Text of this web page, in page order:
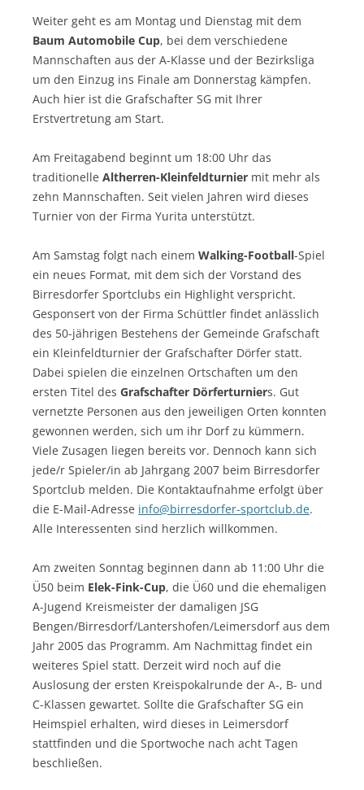
Weiter geht es am Montag und Dienstag mit dem
Baum Automobile Cup, bei dem verschiedene
Mannschaften aus der A-Klasse und der Bezirksliga
um den Einzug ins Finale am Donnerstag kämpfen.
Auch hier ist die Grafschafter SG mit Ihrer
Erstvertretung am Start.
Am Freitagabend beginnt um 18:00 Uhr das
traditionelle Altherren-Kleinfeldturnier mit mehr als
zehn Mannschaften. Seit vielen Jahren wird dieses
Turnier von der Firma Yurita unterstützt.
Am Samstag folgt nach einem Walking-Football-Spiel
ein neues Format, mit dem sich der Vorstand des
Birresdorfer Sportclubs ein Highlight verspricht.
Gesponsert von der Firma Schüttler findet anlässlich
des 50-jährigen Bestehens der Gemeinde Grafschaft
ein Kleinfeldturnier der Grafschafter Dörfer statt.
Dabei spielen die einzelnen Ortschaften um den
ersten Titel des Grafschafter Dörferturniers. Gut
vernetzte Personen aus den jeweiligen Orten konnten
gewonnen werden, sich um ihr Dorf zu kümmern.
Viele Zusagen liegen bereits vor. Dennoch kann sich
jede/r Spieler/in ab Jahrgang 2007 beim Birresdorfer
Sportclub melden. Die Kontaktaufnahme erfolgt über
die E-Mail-Adresse info@birresdorfer-sportclub.de.
Alle Interessenten sind herzlich willkommen.
Am zweiten Sonntag beginnen dann ab 11:00 Uhr die
Ü50 beim Elek-Fink-Cup, die Ü60 und die ehemaligen
A-Jugend Kreismeister der damaligen JSG
Bengen/Birresdorf/Lantershofen/Leimersdorf aus dem
Jahr 2005 das Programm. Am Nachmittag findet ein
weiteres Spiel statt. Derzeit wird noch auf die
Auslosung der ersten Kreispokalrunde der A-, B- und
C-Klassen gewartet. Sollte die Grafschafter SG ein
Heimspiel erhalten, wird dieses in Leimersdorf
stattfinden und die Sportwoche nach acht Tagen
beschließen.